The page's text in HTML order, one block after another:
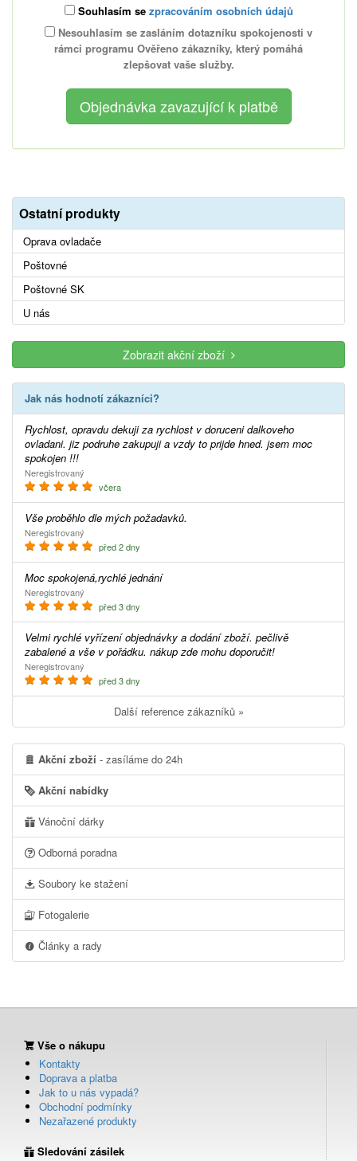
Souhlasím se zpracováním osobních údajů
Nesouhlasím se zasláním dotazníku spokojenosti v
rámci programu Ověřeno zákazníky, který pomáhá
zlepšovat vaše služby.
Ostatní produkty
Oprava ovladače
Poštovné
Poštovné SK
U nás
Zobrazit akční zboží
Jak nás hodnotí zákazníci?
Rychlost, opravdu dekuji za rychlost v doruceni dalkoveho
ovladani. jiz podruhe zakupuji a vzdy to prijde hned. jsem moc
spokojen !!!
Neregistrovaný
včera
Vše proběhlo dle mých požadavků.
Neregistrovaný
před 2 dny
Moc spokojená,rychlé jednání
Neregistrovaný
před 3 dny
Velmi rychlé vyřízení objednávky a dodání zboží. pečlivě
zabalené a vše v pořádku. nákup zde mohu doporučit!
Neregistrovaný
před 3 dny
Další reference zákazníků »
Akční zboží - zasíláme do 24h
Akční nabídky
Vánoční dárky
Odborná poradna
Soubory ke stažení
Fotogalerie
Články a rady
Vše o nákupu
Kontakty
Doprava a platba
Jak to u nás vypadá?
Obchodní podmínky
Nezařazené produkty
Sledování zásilek